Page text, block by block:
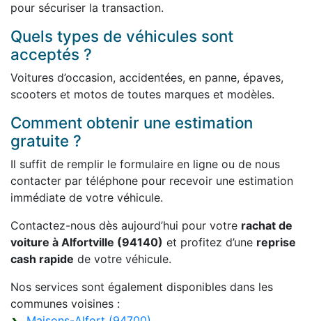
pour sécuriser la transaction.
Quels types de véhicules sont
acceptés ?
Voitures d’occasion, accidentées, en panne, épaves,
scooters et motos de toutes marques et modèles.
Comment obtenir une estimation
gratuite ?
Il suffit de remplir le formulaire en ligne ou de nous
contacter par téléphone pour recevoir une estimation
immédiate de votre véhicule.
Contactez-nous dès aujourd’hui pour votre rachat de
voiture à Alfortville (94140) et profitez d’une reprise
cash rapide de votre véhicule.
Nos services sont également disponibles dans les
communes voisines :